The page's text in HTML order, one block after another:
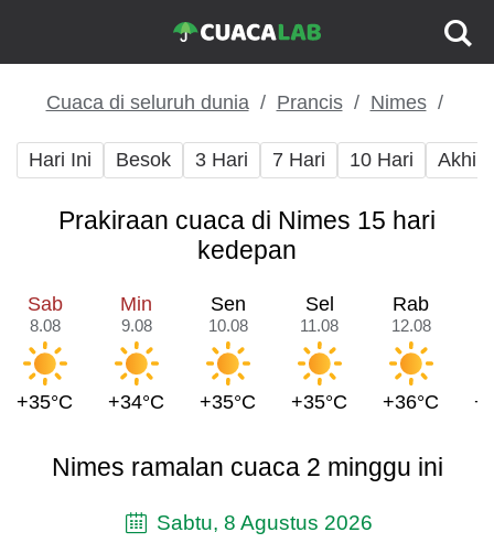
Cuaca di seluruh dunia Prancis Nimes
Hari Ini Besok 3 Hari 7 Hari 10 Hari Akhir
Prakiraan cuaca di Nimes 15 hari
kedepan
Sab
8.08
+35°C
Min
9.08
+34°C
Sen
10.08
+35°C
Sel
11.08
+35°C
Rab
12.08
+36°C
Nimes ramalan cuaca 2 minggu ini
Sabtu, 8 Agustus 2026